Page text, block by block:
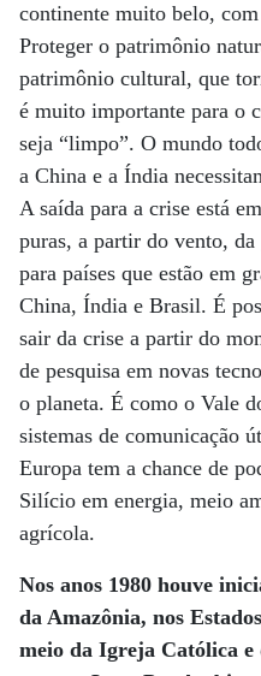
continente muito belo,
Proteger o patrimônio
patrimônio cultural, que
é muito importante para o
seja “limpo”. O mundo
a China e a Índia
A saída para a crise está
puras, a partir do vento,
para países que estão em
China, Índia e Brasil. É
sair da crise a partir do
de pesquisa em novas
o planeta. É como o Vale
sistemas de comunicação
Europa tem a chance de
Silício em energia, meio
agrícola.
Nos anos 1980 houve
da Amazônia, nos
meio da Igreja Católica e